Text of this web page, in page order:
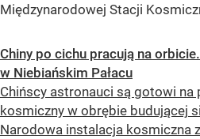
Międzynarodowej Stacji
Chiny po cichu pracują na
w Niebiańskim Pałacu
Chińscy astronauci są gotowi na
kosmiczny w obrębie budującej
Narodowa instalacja kosmiczna